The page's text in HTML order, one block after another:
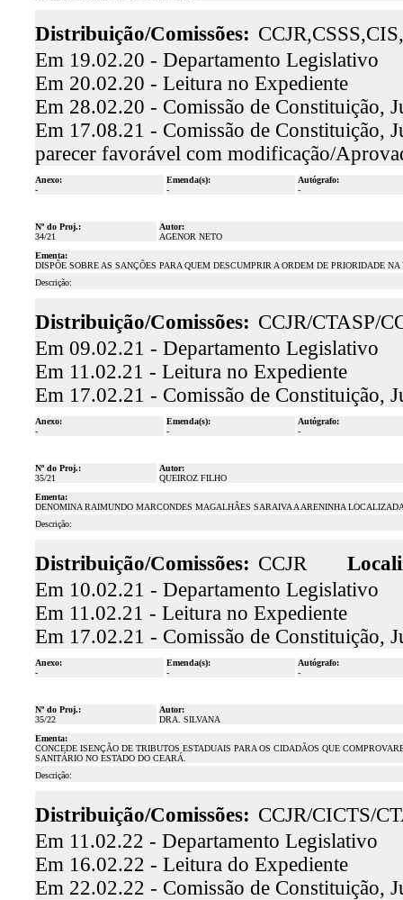
Distribuição/Comissões:
Em 19.02.20 - Departamento Legislativo
Em 20.02.20 - Leitura no Expediente
Em 28.02.20 - Comissão de Constituição,
Em 17.08.21 - Comissão de Constituição,
parecer favorável com modificação/
Anexo:
-
Emenda(s):
-
Autógrafo:
-
Nº do Proj.:
34/21
Autor:
AGENOR NETO
Ementa:
DISPÕE SOBRE AS SANÇÕES PARA QUEM DESCUMPRIR A ORDEM DE PRIORIDADE
Descrição:
Distribuição/Comissões: CCJR/CTASP/
Em 09.02.21 - Departamento Legislativo
Em 11.02.21 - Leitura no Expediente
Em 17.02.21 - Comissão de Constituição,
Anexo:
-
Emenda(s):
-
Autógrafo:
-
Nº do Proj.:
35/21
Autor:
QUEIROZ FILHO
Ementa:
DENOMINA RAIMUNDO MARCONDES MAGALHÃES SARAIVA A ARENINHA
Descrição:
Distribuição/Comissões: CCJR
Em 10.02.21 - Departamento Legislativo
Em 11.02.21 - Leitura no Expediente
Em 17.02.21 - Comissão de Constituição,
Anexo:
-
Emenda(s):
-
Autógrafo:
-
Nº do Proj.:
35/22
Autor:
DRA. SILVANA
Ementa:
CONCEDE ISENÇÃO DE TRIBUTOS ESTADUAIS PARA OS CIDADÃOS QUE
SANITÁRIO NO ESTADO DO CEARÁ.
Descrição:
Distribuição/Comissões: CCJR/CICTS/
Em 11.02.22 - Departamento Legislativo
Em 16.02.22 - Leitura do Expediente
Em 22.02.22 - Comissão de Constituição,